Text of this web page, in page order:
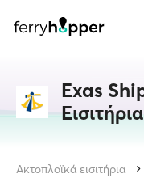
Exas
Ακτοπλοϊκά εισιτήρια